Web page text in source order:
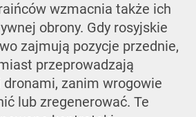
wzmacnia także ich
obrony. Gdy rosyjskie
zajmują pozycje przednie,
przeprowadzają
zanim wrogowie
lub zregenerować. Te